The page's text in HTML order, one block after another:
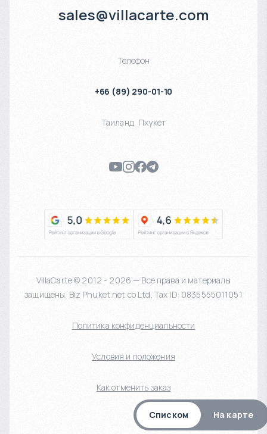
Списком На карте
sales@villacarte.com
Телефон
+66 (89) 290-01-10
Таиланд, Пхукет
VillaCarte © 2012 - 2026 — Все права и материалы
защищены. Biz Phuket.net co Ltd. Tax ID: 0835555011051
Политика конфиденциальности
Условия и положения
Как отменить заказ